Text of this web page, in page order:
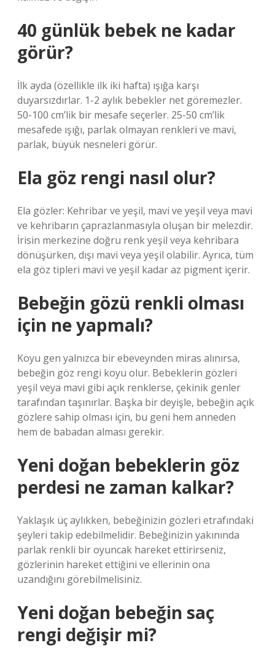
40 günlük bebek ne kadar
görür?
İlk ayda (özellikle ilk iki hafta) ışığa karşı
duyarsızdırlar. 1-2 aylık bebekler net göremezler.
50-100 cm’lik bir mesafe seçerler. 25-50 cm’lik
mesafede ışığı, parlak olmayan renkleri ve mavi,
parlak, büyük nesneleri görür.
Ela göz rengi nasıl olur?
Ela gözler: Kehribar ve yeşil, mavi ve yeşil veya mavi
ve kehribarın çaprazlanmasıyla oluşan bir melezdir.
İrisin merkezine doğru renk yeşil veya kehribara
dönüşürken, dışı mavi veya yeşil olabilir. Ayrıca, tüm
ela göz tipleri mavi ve yeşil kadar az pigment içerir.
Bebeğin gözü renkli olması
için ne yapmalı?
Koyu gen yalnızca bir ebeveynden miras alınırsa,
bebeğin göz rengi koyu olur. Bebeklerin gözleri
yeşil veya mavi gibi açık renklerse, çekinik genler
tarafından taşınırlar. Başka bir deyişle, bebeğin açık
gözlere sahip olması için, bu geni hem anneden
hem de babadan alması gerekir.
Yeni doğan bebeklerin göz
perdesi ne zaman kalkar?
Yaklaşık üç aylıkken, bebeğinizin gözleri etrafındaki
şeyleri takip edebilmelidir. Bebeğinizin yakınında
parlak renkli bir oyuncak hareket ettirirseniz,
gözlerinin hareket ettiğini ve ellerinin ona
uzandığını görebilmelisiniz.
Yeni doğan bebeğin saç
rengi değişir mi?